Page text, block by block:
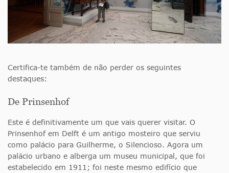
Certifica-te também de não perder os seguintes
destaques:
De Prinsenhof
Este é definitivamente um que vais querer visitar. O
Prinsenhof em Delft é um antigo mosteiro que serviu
como palácio para Guilherme, o Silencioso. Agora um
palácio urbano e alberga um museu municipal, que foi
estabelecido em 1911; foi neste mesmo edifício que